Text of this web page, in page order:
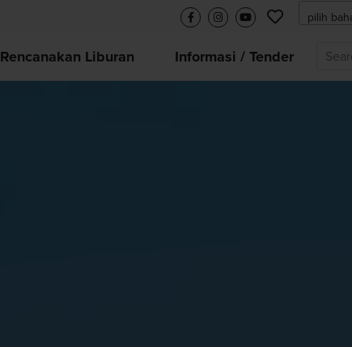
Rencanakan Liburan Informasi / Tender